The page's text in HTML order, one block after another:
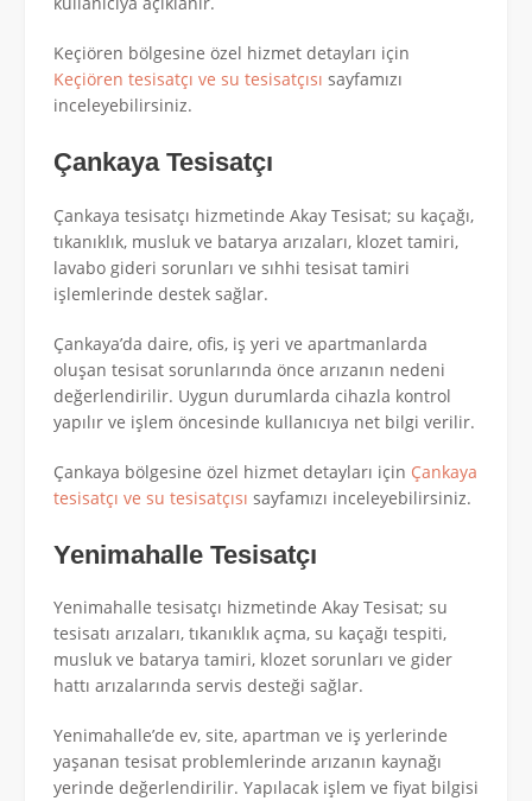
Keçiören bölgesine özel hizmet detayları için
Keçiören tesisatçı ve su tesisatçısı sayfamızı
inceleyebilirsiniz.
Çankaya Tesisatçı
Çankaya tesisatçı hizmetinde Akay Tesisat; su kaçağı,
tıkanıklık, musluk ve batarya arızaları, klozet tamiri,
lavabo gideri sorunları ve sıhhi tesisat tamiri
işlemlerinde destek sağlar.
Çankaya’da daire, ofis, iş yeri ve apartmanlarda
oluşan tesisat sorunlarında önce arızanın nedeni
değerlendirilir. Uygun durumlarda cihazla kontrol
yapılır ve işlem öncesinde kullanıcıya net bilgi verilir.
Çankaya bölgesine özel hizmet detayları için Çankaya
tesisatçı ve su tesisatçısı sayfamızı inceleyebilirsiniz.
Yenimahalle Tesisatçı
Yenimahalle tesisatçı hizmetinde Akay Tesisat; su
tesisatı arızaları, tıkanıklık açma, su kaçağı tespiti,
musluk ve batarya tamiri, klozet sorunları ve gider
hattı arızalarında servis desteği sağlar.
Yenimahalle’de ev, site, apartman ve iş yerlerinde
yaşanan tesisat problemlerinde arızanın kaynağı
yerinde değerlendirilir. Yapılacak işlem ve fiyat bilgisi